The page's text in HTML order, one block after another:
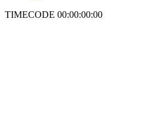
TIMECODE 00:00:00:00